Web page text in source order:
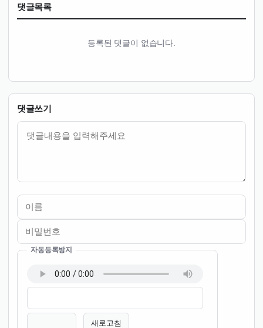
댓글목록
등록된 댓글이 없습니다.
댓글쓰기
자동등록방지
새로고침